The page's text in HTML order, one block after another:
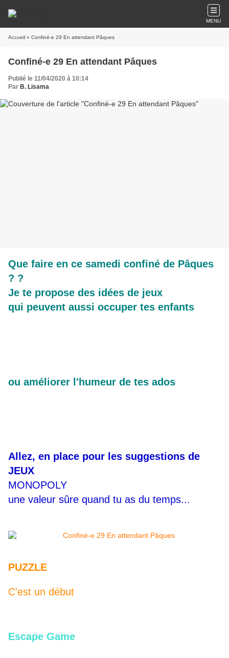
MENU
Accueil » Confiné-e 29 En attendant Pâques
Confiné-e 29 En attendant Pâques
Publié le 11/04/2020 à 10:14
Par B. Lisama
Que faire en ce samedi confiné de Pâques
? ?
Je te propose des idées de jeux
qui peuvent aussi occuper tes enfants
ou améliorer l'humeur de tes ados
Allez, en place pour les suggestions de
JEUX
MONOPOLY
une valeur sûre quand tu as du temps...
PUZZLE
C'est un début
Escape Game